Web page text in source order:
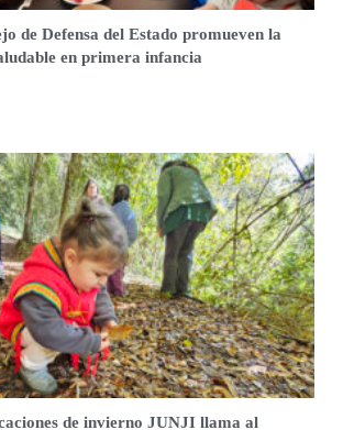
de Defensa del Estado promueven la
en primera infancia
de invierno JUNJI llama al